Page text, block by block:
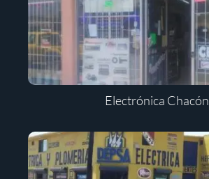
Electrónica Chacón